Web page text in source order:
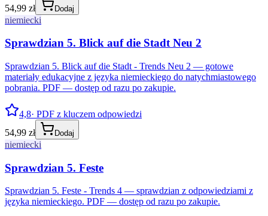
54,99 zł
Dodaj
niemiecki
Sprawdzian 5. Blick auf die Stadt Neu 2
Sprawdzian 5. Blick auf die Stadt - Trends Neu 2 — gotowe
materiały edukacyjne z języka niemieckiego do natychmiastowego
pobrania. PDF — dostęp od razu po zakupie.
4,8· PDF z kluczem odpowiedzi
54,99 zł
Dodaj
niemiecki
Sprawdzian 5. Feste
Sprawdzian 5. Feste - Trends 4 — sprawdzian z odpowiedziami z
języka niemieckiego. PDF — dostęp od razu po zakupie.